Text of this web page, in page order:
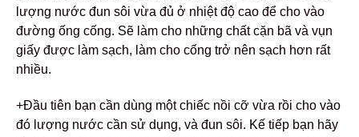
lượng nước đun sôi vừa đủ ở nhiệt độ cao để cho vào
đường ống cống. Sẽ làm cho những chất cặn bã và vụn
giấy được làm sạch, làm cho cống trở nên sạch hơn rất
nhiều.
+Đầu tiên bạn cần dùng một chiếc nồi cỡ vừa rồi cho vào
đó lượng nước cần sử dụng, và đun sôi. Kế tiếp bạn hãy